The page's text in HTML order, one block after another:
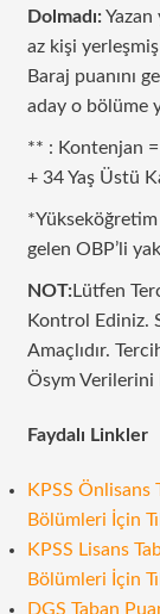
Dolmadı:Yazan
az kişi yerleşmiş
Baraj puanını
aday o bölüme
** : Kontenjan =
+ 34 Yaş Üstü
*Yükseköğretim
gelen OBP’li
NOT:Lütfen
Kontrol Ediniz.
Amaçlıdır.
Ösym Verilerini
Faydalı Linkler
KPSS Önlisans
Bölümleri İçin
KPSS Lisans
Bölümleri İçin
DGS Taban